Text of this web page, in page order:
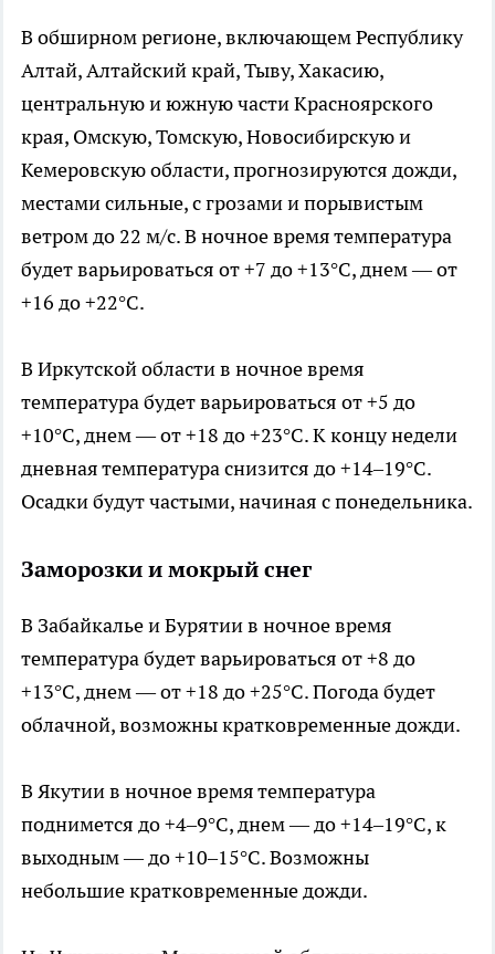
В обширном регионе, включающем Республику
Алтай, Алтайский край, Тыву, Хакасию,
центральную и южную части Красноярского
края, Омскую, Томскую, Новосибирскую и
Кемеровскую области, прогнозируются дожди,
местами сильные, с грозами и порывистым
ветром до 22 м/с. В ночное время температура
будет варьироваться от +7 до +13°C, днем — от
+16 до +22°C.
В Иркутской области в ночное время
температура будет варьироваться от +5 до
+10°C, днем — от +18 до +23°C. К концу недели
дневная температура снизится до +14–19°C.
Осадки будут частыми, начиная с понедельника.
Заморозки и мокрый снег
В Забайкалье и Бурятии в ночное время
температура будет варьироваться от +8 до
+13°C, днем — от +18 до +25°C. Погода будет
облачной, возможны кратковременные дожди.
В Якутии в ночное время температура
поднимется до +4–9°C, днем — до +14–19°C, к
выходным — до +10–15°C. Возможны
небольшие кратковременные дожди.